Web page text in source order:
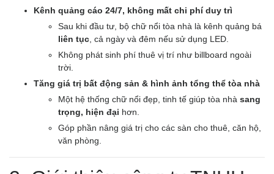
Kênh quảng cáo 24/7, không mất chi phí duy trì
Sau khi đầu tư, bộ chữ nổi tòa nhà là kênh quảng bá
liên tục , cả ngày và đêm nếu sử dụng LED.
Không phát sinh phí thuê vị trí như billboard ngoài
trời.
Tăng giá trị bất động sản & hình ảnh tổng thể tòa nhà
Một hệ thống chữ nổi đẹp, tinh tế giúp tòa nhà sang
trọng, hiện đại hơn.
Góp phần nâng giá trị cho các sàn cho thuê, căn hộ,
văn phòng.